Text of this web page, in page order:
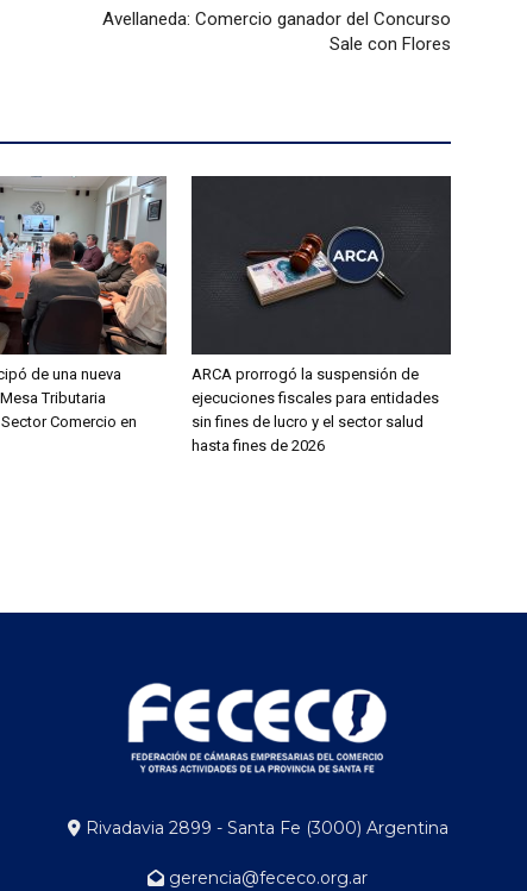
Avellaneda: Comercio ganador del Concurso
Sale con Flores
de una nueva
Tributaria
Comercio en
ARCA prorrogó la suspensión de
ejecuciones fiscales para entidades
sin fines de lucro y el sector salud
hasta fines de 2026
Rivadavia 2899 - Santa Fe (3000) Argentina
gerencia@fececo.org.ar